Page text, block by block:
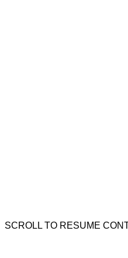
SCROLL TO RESUME